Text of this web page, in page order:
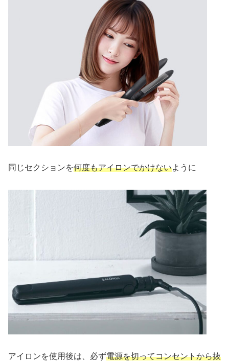
同じセクションを何度もアイロンでかけないように
アイロンを使用後は、必ず電源を切ってコンセントから抜